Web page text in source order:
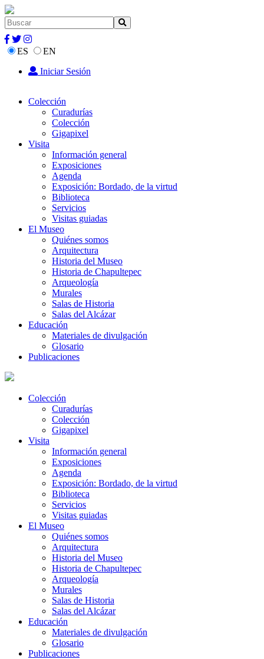
ES
EN
Iniciar Sesión
Colección
Curadurías
Colección
Gigapixel
Visita
Información general
Exposiciones
Agenda
Exposición: Bordado, de la virtud
Biblioteca
Servicios
Visitas guiadas
El Museo
Quiénes somos
Arquitectura
Historia del Museo
Historia de Chapultepec
Arqueología
Murales
Salas de Historia
Salas del Alcázar
Educación
Materiales de divulgación
Glosario
Publicaciones
Colección
Curadurías
Colección
Gigapixel
Visita
Información general
Exposiciones
Agenda
Exposición: Bordado, de la virtud
Biblioteca
Servicios
Visitas guiadas
El Museo
Quiénes somos
Arquitectura
Historia del Museo
Historia de Chapultepec
Arqueología
Murales
Salas de Historia
Salas del Alcázar
Educación
Materiales de divulgación
Glosario
Publicaciones